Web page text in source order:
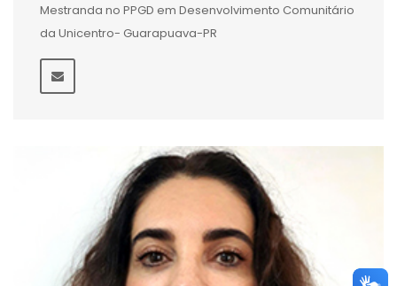
Mestranda no PPGD em Desenvolvimento Comunitário
da Unicentro- Guarapuava-PR